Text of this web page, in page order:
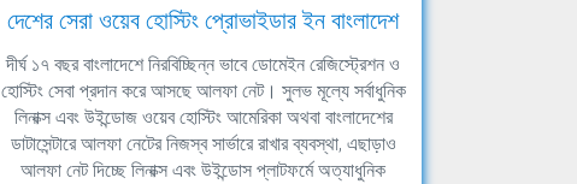
দেশের সেরা ওয়েব হোস্টিং প্রোভাইডার ইন বাংলাদেশ
দীর্ঘ ১৭ বছর বাংলাদেশে নিরবিচ্ছিন্ন ভাবে ডোমেইন রেজিস্ট্রেশন ও
হোস্টিং সেবা প্রদান করে আসছে আলফা নেট। সুলভ মূল্যে সর্বাধুনিক
লিনাক্স এবং উইন্ডোজ ওয়েব হোস্টিং আমেরিকা অথবা বাংলাদেশের
ডাটাসেন্টারে আলফা নেটের নিজস্ব সার্ভারে রাখার ব্যবস্থা, এছাড়াও
আলফা নেট দিচ্ছে লিনাক্স এবং উইন্ডোস প্লাটফর্মে অত্যাধুনিক